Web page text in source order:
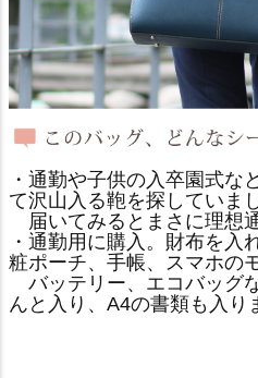
・通勤や子供の入卒園式な
て沢山入る鞄を探していま
届いてみるとまさに理想
・通勤用に購入。財布を入
粧ポーチ、手帳、スマホの
バッテリー、エコバッグ
んと入り、A4の書類も入り